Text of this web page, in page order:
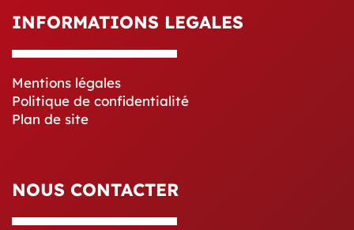
INFORMATIONS LEGALES
Mentions légales
Politique de confidentialité
Plan de site
NOUS CONTACTER